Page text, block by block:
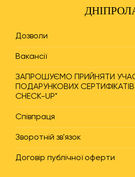
Дозволи
Вакансії
ЗАПРОШУЄМО ПРИЙНЯТИ
ПОДАРУНКОВИХ
CHECK-UP"
Співпраця
Зворотній зв'язок
Договір публічної оферти